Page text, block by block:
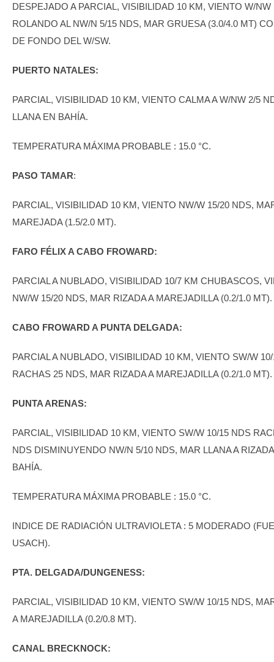
DESPEJADO A PARCIAL, VISIBILIDAD 10 KM, VIENTO W/NW
ROLANDO AL NW/N 5/15 NDS, MAR GRUESA (3.0/4.0 MT)
DE FONDO DEL W/SW.
PUERTO NATALES:
PARCIAL, VISIBILIDAD 10 KM, VIENTO CALMA A W/NW 2/5
LLANA EN BAHÍA.
TEMPERATURA MÁXIMA PROBABLE : 15.0 °C.
PASO TAMAR:
PARCIAL, VISIBILIDAD 10 KM, VIENTO NW/W 15/20 NDS,
MAREJADA (1.5/2.0 MT).
FARO FÉLIX A CABO FROWARD:
PARCIAL A NUBLADO, VISIBILIDAD 10/7 KM CHUBASCOS,
NW/W 15/20 NDS, MAR RIZADA A MAREJADILLA (0.2/1.0 MT).
CABO FROWARD A PUNTA DELGADA:
PARCIAL A NUBLADO, VISIBILIDAD 10 KM, VIENTO SW/W
RACHAS 25 NDS, MAR RIZADA A MAREJADILLA (0.2/1.0 MT).
PUNTA ARENAS:
PARCIAL, VISIBILIDAD 10 KM, VIENTO SW/W 10/15 NDS
NDS DISMINUYENDO NW/N 5/10 NDS, MAR LLANA A
BAHÍA.
TEMPERATURA MÁXIMA PROBABLE : 15.0 °C.
INDICE DE RADIACIÓN ULTRAVIOLETA : 5 MODERADO
USACH).
PTA. DELGADA/DUNGENESS:
PARCIAL, VISIBILIDAD 10 KM, VIENTO SW/W 10/15 NDS,
A MAREJADILLA (0.2/0.8 MT).
CANAL BRECKNOCK: